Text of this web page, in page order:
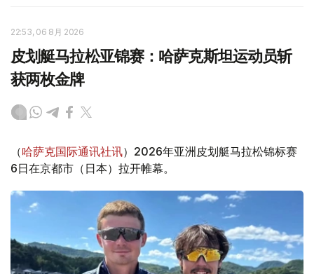
22:53, 06 8月 2026
皮划艇马拉松亚锦赛：哈萨克斯坦运动员斩
获两枚金牌
（哈萨克国际通讯社讯）2026年亚洲皮划艇马拉松锦标赛
6日在京都市（日本）拉开帷幕。